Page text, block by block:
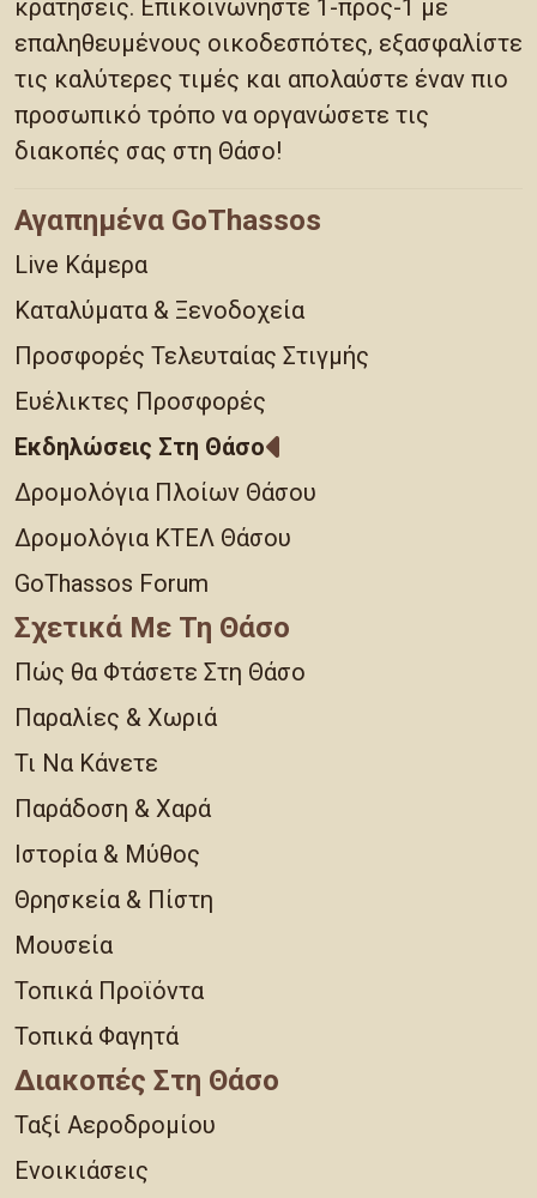
κρατήσεις. Επικοινωνήστε 1-προς-1 με
επαληθευμένους οικοδεσπότες, εξασφαλίστε
τις καλύτερες τιμές και απολαύστε έναν πιο
προσωπικό τρόπο να οργανώσετε τις
διακοπές σας στη Θάσο!
Αγαπημένα GoThassos
Live Κάμερα
Καταλύματα & Ξενοδοχεία
Προσφορές Τελευταίας Στιγμής
Ευέλικτες Προσφορές
Εκδηλώσεις Στη Θάσο
Δρομολόγια Πλοίων Θάσου
Δρομολόγια ΚΤΕΛ Θάσου
GoThassos Forum
Σχετικά Με Τη Θάσο
Πώς θα Φτάσετε Στη Θάσο
Παραλίες & Χωριά
Τι Να Κάνετε
Παράδοση & Χαρά
Ιστορία & Μύθος
Θρησκεία & Πίστη
Μουσεία
Τοπικά Προϊόντα
Τοπικά Φαγητά
Διακοπές Στη Θάσο
Ταξί Αεροδρομίου
Ενοικιάσεις